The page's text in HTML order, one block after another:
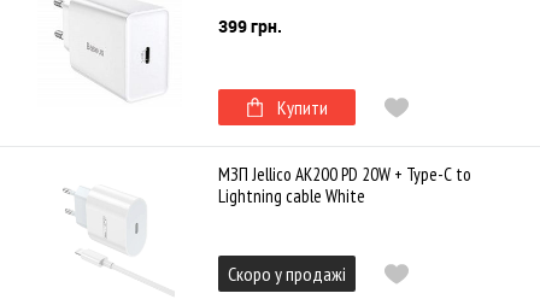
399 грн.
Купити
МЗП Jellico AK200 PD 20W + Type-C to
Lightning cable White
Скоро у продажі